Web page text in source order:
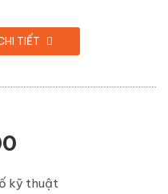
TIẾT
kỹ thuật